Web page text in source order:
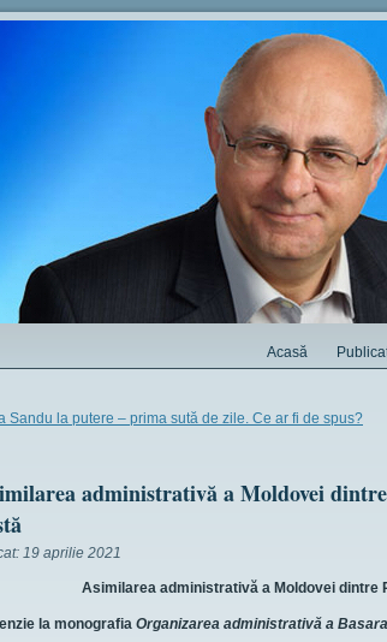
Acasă
Sandu la putere – prima sută de zile. Ce ar fi de spus?
administrativă a Moldovei
19 aprilie 2021
Asimilarea administrativă a Moldovei
la monografia Organizarea administrativă a